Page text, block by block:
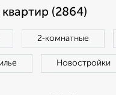
(2864)
2‑комнатные
Новостройки